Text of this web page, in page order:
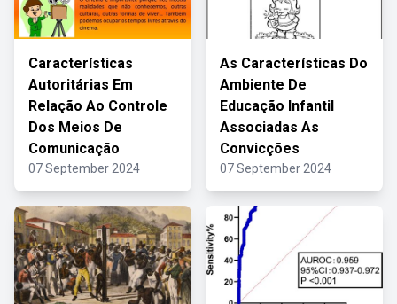
Características
Autoritárias Em
Relação Ao Controle
Dos Meios De
Comunicação
07 September 2024
As Características Do
Ambiente De
Educação Infantil
Associadas As
Convicções
07 September 2024